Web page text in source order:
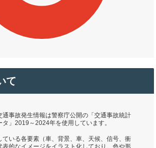
て
通事故発生情報は警察庁公開の「交通事故統計
」2019～2024年を使用しています。
ている各要素（車、背景、車、天候、信号、衝
表的なイメージをイラスト化しており、色や形